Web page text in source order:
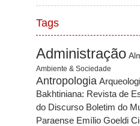
Tags
Administração
Ambiente & Sociedade
Antropologia
Bakhtiniana: Revista de
do Discurso Boletim do
Paraense Emílio Goeldi